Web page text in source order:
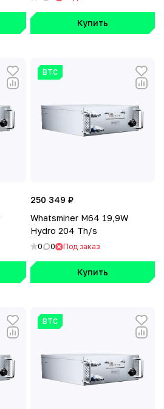
Купить
BTC
250 349 ₽
Whatsminer M64 19,9W
Hydro 204 Th/s
0 0 Под заказ
Купить
BTC